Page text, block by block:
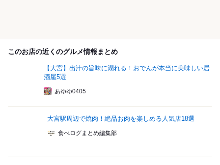
このお店の近くのグルメ情報まとめ
【大宮】出汁の旨味に溺れる！おでんが本当に美味しい居
酒屋5選
あゆゆ0405
大宮駅周辺で焼肉！絶品お肉を楽しめる人気店18選
食べログまとめ編集部